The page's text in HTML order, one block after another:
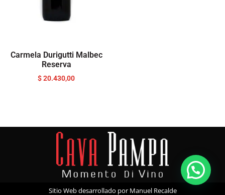
Carmela Durigutti Malbec
Reserva
$20.430,00
Sitio Web desarrollado por Manuel Recalde